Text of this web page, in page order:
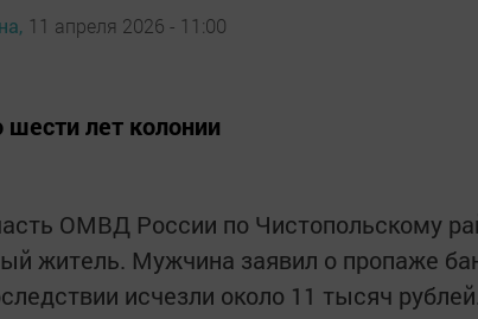
11 апреля 2026 - 11:00
шести лет колонии
ОМВД России по Чистопольскому
житель. Мужчина заявил о пропаже
исчезли около 11 тысяч